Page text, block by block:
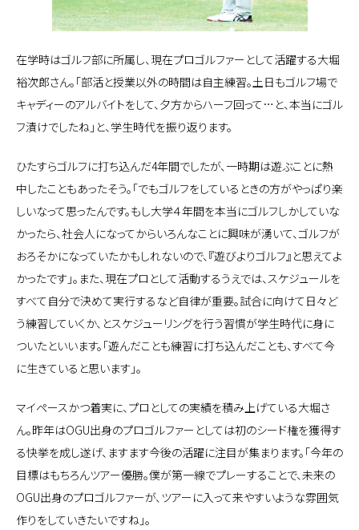
在学時はゴルフ部に所属し、現在プロゴルファーとして活躍する大堀
裕次郎さん。「部活と授業以外の時間は自主練習。土日もゴルフ場で
キャディーのアルバイトをして、夕方からハーフ回って…と、本当にゴル
フ漬けでしたね」と、学生時代を振り返ります。
ひたすらゴルフに打ち込んだ4年間でしたが、一時期は遊ぶことに熱
中したこともあったそう。「でもゴルフをしているときの方がやっぱり楽
しいなって思ったんです。もし大学４年間を本当にゴルフしかしていな
かったら、社会人になってからいろんなことに興味が湧いて、ゴルフが
おろそかになっていたかもしれないので、『遊びよりゴルフ』と思えてよ
かったです」。また、現在プロとして活動するうえでは、スケジュールを
すべて自分で決めて実行するなど自律が重要。試合に向けて日々ど
う練習していくか、とスケジューリングを行う習慣が学生時代に身に
ついたといいます。「遊んだことも練習に打ち込んだことも、すべて今
に生きていると思います」。
マイペースかつ着実に、プロとしての実績を積み上げている大堀さ
ん。昨年はOGU出身のプロゴルファーとしては初のシード権を獲得す
る快挙を成し遂げ、ますます今後の活躍に注目が集まります。「今年の
目標はもちろんツアー優勝。僕が第一線でプレーすることで、未来の
OGU出身のプロゴルファーが、ツアーに入って来やすいような雰囲気
作りをしていきたいですね」。